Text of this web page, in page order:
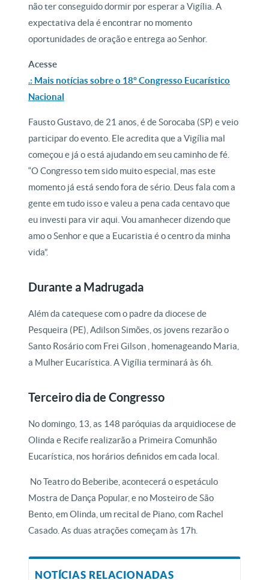
não ter conseguido dormir por esperar a Vigília. A
expectativa dela é encontrar no momento
oportunidades de oração e entrega ao Senhor.
Acesse
.: Mais notícias sobre o 18º Congresso Eucarístico
Nacional
Fausto Gustavo, de 21 anos, é de Sorocaba (SP) e veio
participar do evento. Ele acredita que a Vigília mal
começou e já o está ajudando em seu caminho de fé.
“O Congresso tem sido muito especial, mas este
momento já está sendo fora de sério. Deus fala com a
gente em tudo isso e valeu a pena cada centavo que
eu investi para vir aqui. Vou amanhecer dizendo que
amo o Senhor e que a Eucaristia é o centro da minha
vida”.
Durante a Madrugada
Além da catequese com o padre da diocese de
Pesqueira (PE), Adilson Simões, os jovens rezarão o
Santo Rosário com Frei Gilson , homenageando Maria,
a Mulher Eucarística. A Vigília terminará às 6h.
Terceiro dia de Congresso
No domingo, 13, as 148 paróquias da arquidiocese de
Olinda e Recife realizarão a Primeira Comunhão
Eucarística, nos horários definidos em cada local.
No Teatro do Beberibe, acontecerá o espetáculo
Mostra de Dança Popular, e no Mosteiro de São
Bento, em Olinda, um recital de Piano, com Rachel
Casado. As duas atrações começam às 17h.
NOTÍCIAS RELACIONADAS